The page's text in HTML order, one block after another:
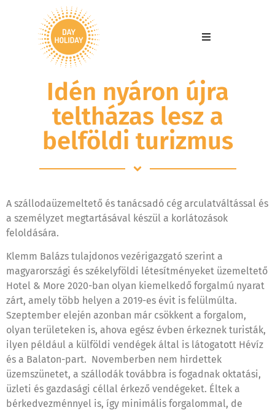
Idén nyáron újra
teltházas lesz a
belföldi turizmus
A szállodaüzemeltető és tanácsadó cég arculatváltással és
a személyzet megtartásával készül a korlátozások
feloldására.
Klemm Balázs tulajdonos vezérigazgató szerint a
magyarországi és székelyföldi létesítményeket üzemeltető
Hotel & More 2020-ban olyan kiemelkedő forgalmú nyarat
zárt, amely több helyen a 2019-es évit is felülmúlta.
Szeptember elején azonban már csökkent a forgalom,
olyan területeken is, ahova egész évben érkeznek turisták,
ilyen például a külföldi vendégek által is látogatott Hévíz
és a Balaton-part. Novemberben nem hirdettek
üzemszünetet, a szállodák továbbra is fogadnak oktatási,
üzleti és gazdasági céllal érkező vendégeket. Éltek a
bérkedvezménnyel is, így minimális forgalommal, de